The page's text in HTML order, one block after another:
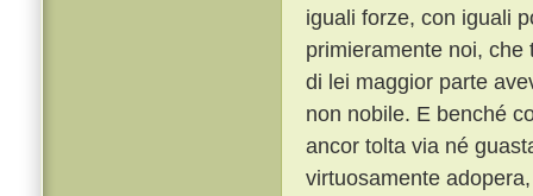
iguali forze, con iguali
primieramente noi,
di lei maggior parte
non nobile. E benché
ancor tolta via né
virtuosamente